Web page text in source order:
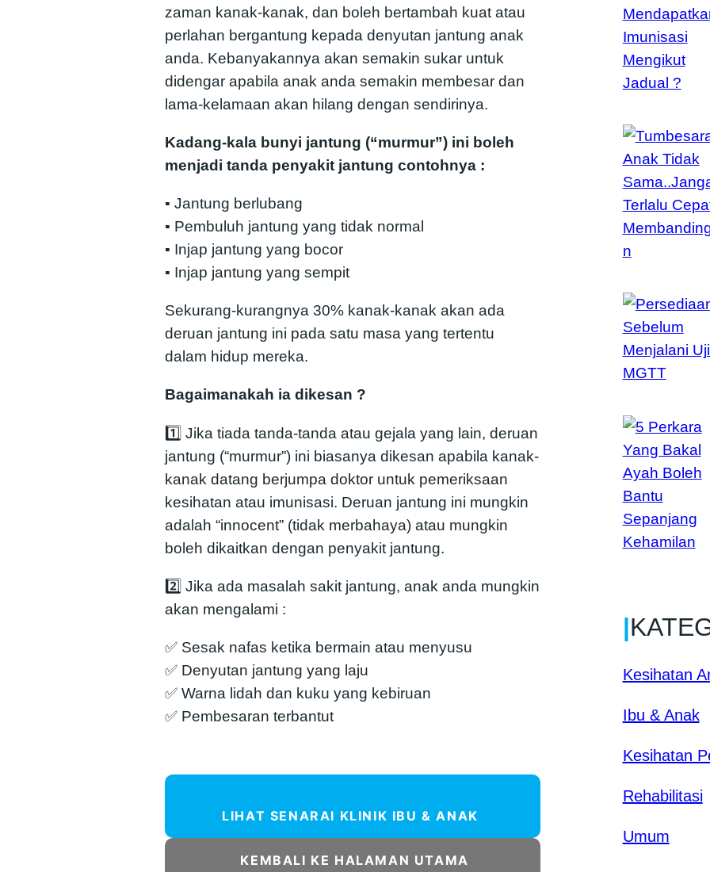
zaman kanak-kanak, dan boleh bertambah kuat atau
perlahan bergantung kepada denyutan jantung anak
anda. Kebanyakannya akan semakin sukar untuk
didengar apabila anak anda semakin membesar dan
lama-kelamaan akan hilang dengan sendirinya.
Kadang-kala bunyi jantung (“murmur”) ini boleh
menjadi tanda penyakit jantung contohnya :
▪️ Jantung berlubang
▪️ Pembuluh jantung yang tidak normal
▪️ Injap jantung yang bocor
▪️ Injap jantung yang sempit
Sekurang-kurangnya 30% kanak-kanak akan ada
deruan jantung ini pada satu masa yang tertentu
dalam hidup mereka.
Bagaimanakah ia dikesan ?
1️⃣ Jika tiada tanda-tanda atau gejala yang lain, deruan
jantung (“murmur”) ini biasanya dikesan apabila kanak-
kanak datang berjumpa doktor untuk pemeriksaan
kesihatan atau imunisasi. Deruan jantung ini mungkin
adalah “innocent” (tidak merbahaya) atau mungkin
boleh dikaitkan dengan penyakit jantung.
2️⃣ Jika ada masalah sakit jantung, anak anda mungkin
akan mengalami :
✅ Sesak nafas ketika bermain atau menyusu
✅ Denyutan jantung yang laju
✅ Warna lidah dan kuku yang kebiruan
✅ Pembesaran terbantut
LIHAT SENARAI KLINIK IBU & ANAK
KEMBALI KE HALAMAN UTAMA
|
Kesihatan
Ibu & Anak
Kesihatan
Rehabilitasi
Umum